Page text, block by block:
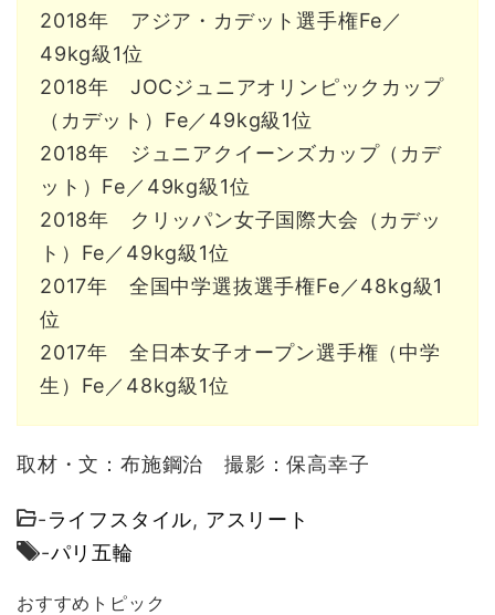
2018年 アジア・カデット選手権Fe／
49kg級1位
2018年 JOCジュニアオリンピックカップ
（カデット）Fe／49kg級1位
2018年 ジュニアクイーンズカップ（カデ
ット）Fe／49kg級1位
2018年 クリッパン女子国際大会（カデッ
ト）Fe／49kg級1位
2017年 全国中学選抜選手権Fe／48kg級1
位
2017年 全日本女子オープン選手権（中学
生）Fe／48kg級1位
取材・文：布施鋼治 撮影：保高幸子
-ライフスタイル, アスリート
-パリ五輪
おすすめトピック